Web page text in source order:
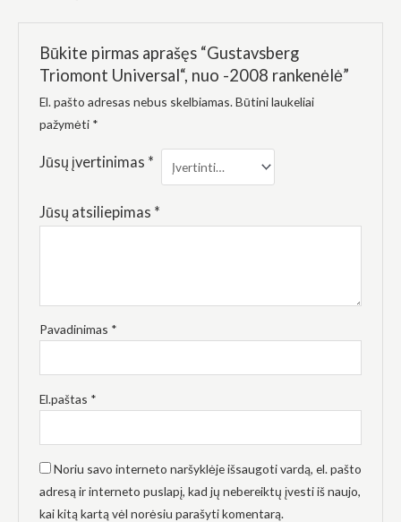
Būkite pirmas aprašęs “Gustavsberg
Triomont Universal“, nuo -2008 rankenėlė”
El. pašto adresas nebus skelbiamas. Būtini laukeliai
pažymėti *
Jūsų įvertinimas *
Jūsų atsiliepimas *
Pavadinimas *
El.paštas *
Noriu savo interneto naršyklėje išsaugoti vardą, el. pašto
adresą ir interneto puslapį, kad jų nebereiktų įvesti iš naujo,
kai kitą kartą vėl norėsiu parašyti komentarą.
pomėgiais ir
lankotės
mūsų
svetainėje,
padidinate
galimybę
pamatyti
turinį ir
pasiūlymus.